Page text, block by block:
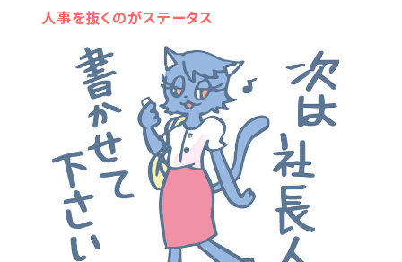
人事を抜くのがステータス